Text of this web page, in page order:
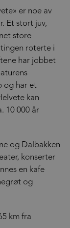
er noe av
Et stort juv,
store
roterte i
har jobbet
og har et
kan
10 000 år
og Dalbakken
konserter
en kafe
og
km fra